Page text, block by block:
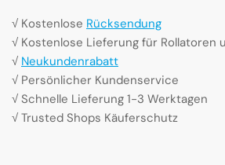
√ Kostenlose Rücksendung
√ Kostenlose Lieferung für Rollatoren
√ Neukundenrabatt
√ Persönlicher Kundenservice
√ Schnelle Lieferung 1-3 Werktagen
√ Trusted Shops Käuferschutz